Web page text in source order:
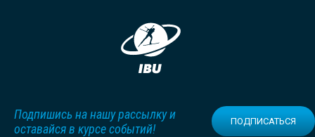
Подпишись на нашу рассылку и
оставайся в курсе событий!
ПОДПИСАТЬСЯ